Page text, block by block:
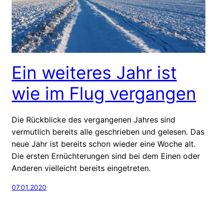
Ein weiteres Jahr ist
wie im Flug vergangen
Die Rückblicke des vergangenen Jahres sind
vermutlich bereits alle geschrieben und gelesen. Das
neue Jahr ist bereits schon wieder eine Woche alt.
Die ersten Ernüchterungen sind bei dem Einen oder
Anderen vielleicht bereits eingetreten.
07.01.2020